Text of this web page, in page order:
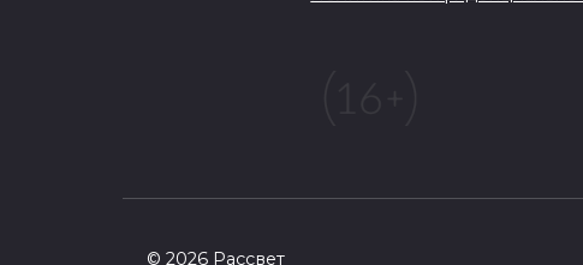
© 2026 Рассвет